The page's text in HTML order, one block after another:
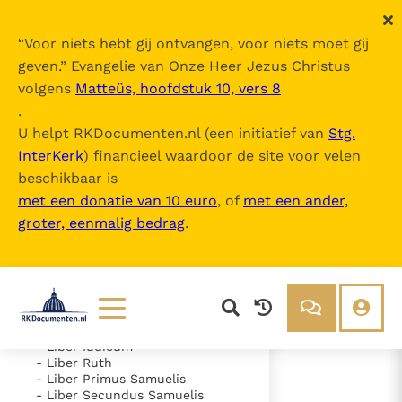
“Voor niets hebt gij ontvangen, voor niets moet gij
geven.” Evangelie van Onze Heer Jezus Christus
volgens Matteüs, hoofdstuk 10, vers 8
.
U helpt RKDocumenten.nl (een initiatief van Stg.
InterKerk) financieel waardoor de site voor velen
beschikbaar is
met een donatie van 10 euro, of met een ander,
groter, eenmalig bedrag.
Lezen
Documenten
Over ons
Nova Vulgata
Inhoudsopgave
uitklappen
- Vetus Testamentum
- Liber Exodus
- Liber Numeri
- Liber Deuteronomii
- Liber Iudicum
- Liber Ruth
- Liber Primus Samuelis
- Liber Secundus Samuelis
- Caput 19